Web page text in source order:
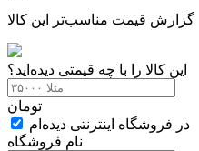
گزارش قیمت مناسب‌تر این کالا
این کالا را با چه قیمتی دیده‌اید؟
تومان
در فروشگاه اینترنتی دیده‌ام
نام فروشگاه